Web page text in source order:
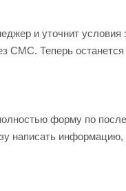
и уточнит условия
СМС. Теперь
форму по
написать информацию,